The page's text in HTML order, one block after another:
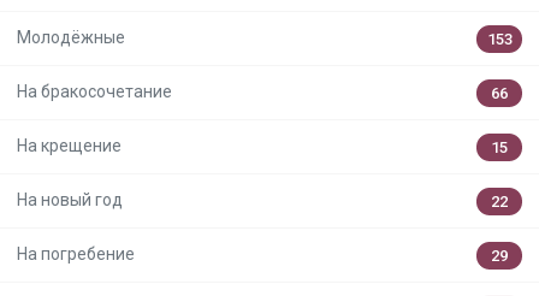
Молодёжные 153
На бракосочетание 66
На крещение 15
На новый год 22
На погребение 29